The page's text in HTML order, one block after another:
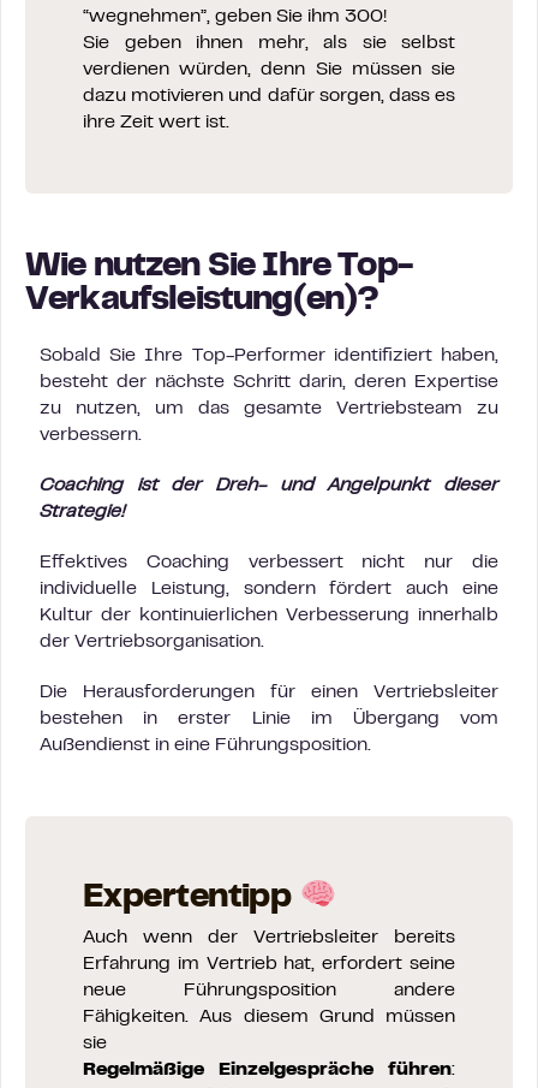
“wegnehmen”, geben Sie ihm 300!
Sie geben ihnen mehr, als sie selbst
verdienen würden, denn Sie müssen sie
dazu motivieren und dafür sorgen, dass es
ihre Zeit wert ist.
Wie nutzen Sie Ihre Top-
Verkaufsleistung(en)?
Sobald Sie Ihre Top-Performer identifiziert haben,
besteht der nächste Schritt darin, deren Expertise
zu nutzen, um das gesamte Vertriebsteam zu
verbessern.
Coaching ist der Dreh- und Angelpunkt dieser
Strategie!
Effektives Coaching verbessert nicht nur die
individuelle Leistung, sondern fördert auch eine
Kultur der kontinuierlichen Verbesserung innerhalb
der Vertriebsorganisation.
Die Herausforderungen für einen Vertriebsleiter
bestehen in erster Linie im Übergang vom
Außendienst in eine Führungsposition.
Expertentipp
Auch wenn der Vertriebsleiter bereits
Erfahrung im Vertrieb hat, erfordert seine
neue Führungsposition andere
Fähigkeiten. Aus diesem Grund müssen
sie
Regelmäßige Einzelgespräche führen: